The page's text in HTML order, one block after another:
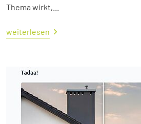
Thema wirkt,...
weiterlesen